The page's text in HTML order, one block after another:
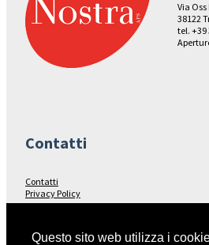
Via
38122
tel. +39
Contatti
Contatti
Privacy Policy
Seguici su…
Questo sito web utilizza i